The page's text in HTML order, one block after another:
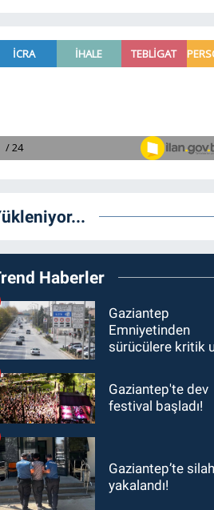
Haberler
Gaziantep
Emniyetinden
sürücülere kritik
ceza alabilirsiniz!
Gaziantep'te dev
festival başladı!
Gaziantep’te
yakalandı!